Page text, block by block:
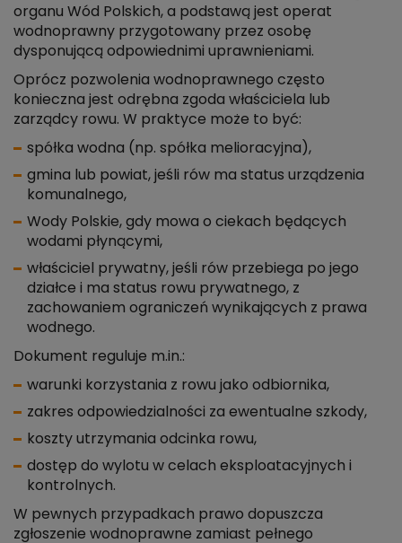
organu Wód Polskich, a podstawą jest operat
wodnoprawny przygotowany przez osobę
dysponującą odpowiednimi uprawnieniami.
Oprócz pozwolenia wodnoprawnego często
konieczna jest odrębna zgoda właściciela lub
zarządcy rowu. W praktyce może to być:
spółka wodna (np. spółka melioracyjna),
gmina lub powiat, jeśli rów ma status urządzenia
komunalnego,
Wody Polskie, gdy mowa o ciekach będących
wodami płynącymi,
właściciel prywatny, jeśli rów przebiega po jego
działce i ma status rowu prywatnego, z
zachowaniem ograniczeń wynikających z prawa
wodnego.
Dokument reguluje m.in.:
warunki korzystania z rowu jako odbiornika,
zakres odpowiedzialności za ewentualne szkody,
koszty utrzymania odcinka rowu,
dostęp do wylotu w celach eksploatacyjnych i
kontrolnych.
W pewnych przypadkach prawo dopuszcza
zgłoszenie wodnoprawne zamiast pełnego